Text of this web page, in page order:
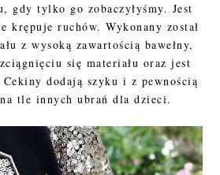
gdy tylko go zobaczyłyśmy. Jest
krępuje ruchów. Wykonany został
z wysoką zawartością bawełny,
się materiału oraz jest
dodają szyku i z pewnością
tle innych ubrań dla dzieci.